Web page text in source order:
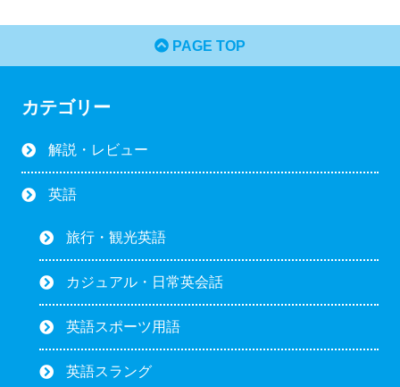
PAGE TOP
カテゴリー
解説・レビュー
英語
旅行・観光英語
カジュアル・日常英会話
英語スポーツ用語
英語スラング